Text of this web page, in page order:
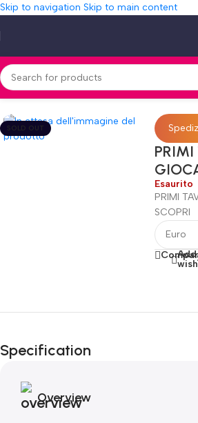
Skip to navigation Skip to main content
Home»Shop»PRIMI TAVOLINO GIOCA E
SOLD OUT
Esaurito
PRIMI
SCOPRI
Fino al 12 Ottobre...
Autunno!
Specification
Overview